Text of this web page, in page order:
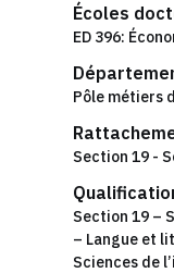
Écoles
ED 396:
Pôle métiers
Section 19 -
Section 19 –
– Langue et
Sciences de